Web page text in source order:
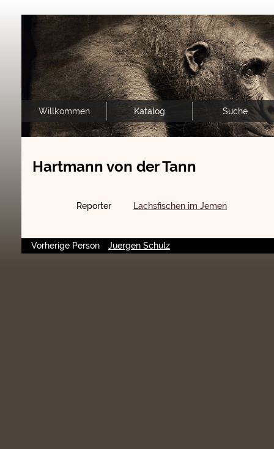
Willkommen Katalog Suche
Hartmann von der Tann
Reporter Lachsfischen im Jemen
Vorherige Person Juergen Schulz